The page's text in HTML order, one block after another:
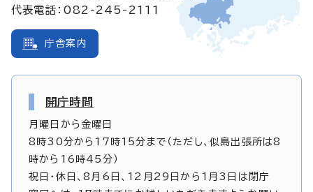
代表電話：082-245-2111
庁舎案内
開庁時間
月曜日から金曜日
8時30分から17時15分まで（ただし、似島出張所は8
時から16時45分）
祝日・休日、8月6日、12月29日から1月3日は閉庁